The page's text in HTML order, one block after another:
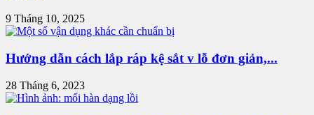
9 Tháng 10, 2025
Hướng dẫn cách lắp ráp kệ sắt v lỗ đơn giản,...
28 Tháng 6, 2023